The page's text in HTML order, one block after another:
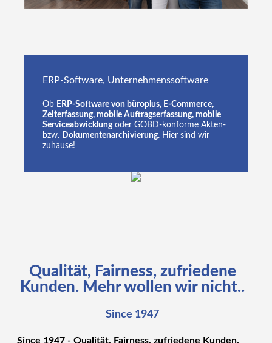
ERP-Software, Unternehmenssoftware
Ob ERP-Software von büroplus, E-Commerce,
Zeiterfassung, mobile Auftragserfassung, mobile
Serviceabwicklungoder GOBD-konforme Akten-
bzw. Dokumentenarchivierung. Hier sind wir
zuhause!
Qualität, Fairness, zufriedene
Kunden. Mehrwollen wir nicht..
Since 1947
Since 1947 - Qualität, Fairness, zufriedene Kunden.